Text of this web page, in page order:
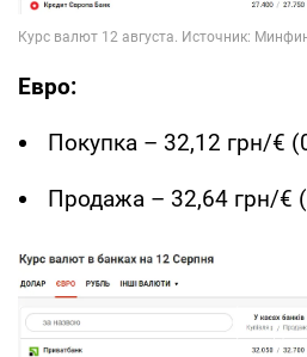
Евро:
Покупка – 32,12 грн/€
Продажа – 32,64 грн/€